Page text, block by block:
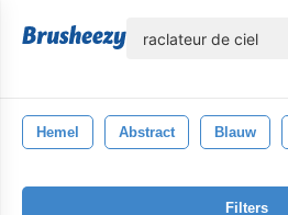
Hemel Abstract Blauw
Filters